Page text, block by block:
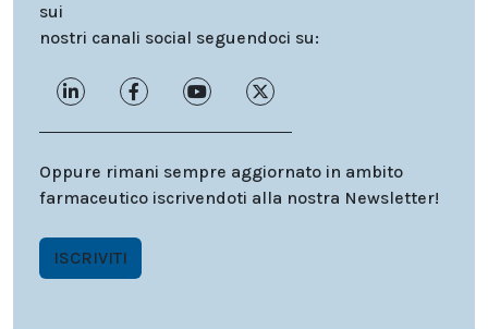
sui
nostri canali social seguendoci su:
Oppure rimani sempre aggiornato in ambito
farmaceutico iscrivendoti alla nostra Newsletter!
ISCRIVITI